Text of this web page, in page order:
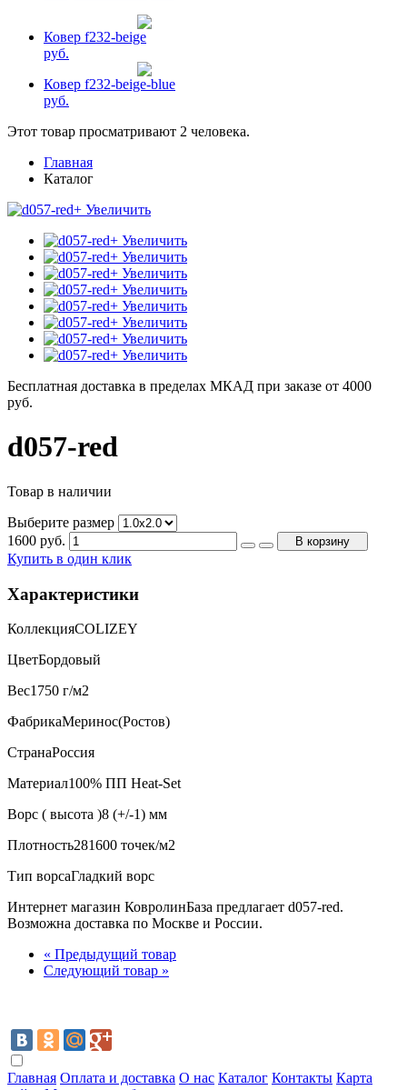
Ковер f232-beige
руб.
Ковер f232-beige-blue
руб.
Этот товар просматривают 2 человека.
Главная
Каталог
+ Увеличить
+ Увеличить
+ Увеличить
+ Увеличить
+ Увеличить
+ Увеличить
+ Увеличить
+ Увеличить
+ Увеличить
Бесплатная доставка в пределах МКАД при заказе от 4000
руб.
d057-red
Товар в наличии
Выберите размер
1600 руб. В корзину
Купить в один клик
Характеристики
КоллекцияCOLIZEY
ЦветБордовый
Вес1750 г/м2
ФабрикаМеринос(Ростов)
СтранаРоссия
Материал100% ПП Heat-Set
Ворс ( высота )8 (+/-1) мм
Плотность281600 точек/м2
Тип ворсаГладкий ворс
Интернет магазин КовролинБаза предлагает d057-red.
Возможна доставка по Москве и России.
« Предыдущий товар
Следующий товар »
Главная Оплата и доставка О нас Каталог Контакты Карта